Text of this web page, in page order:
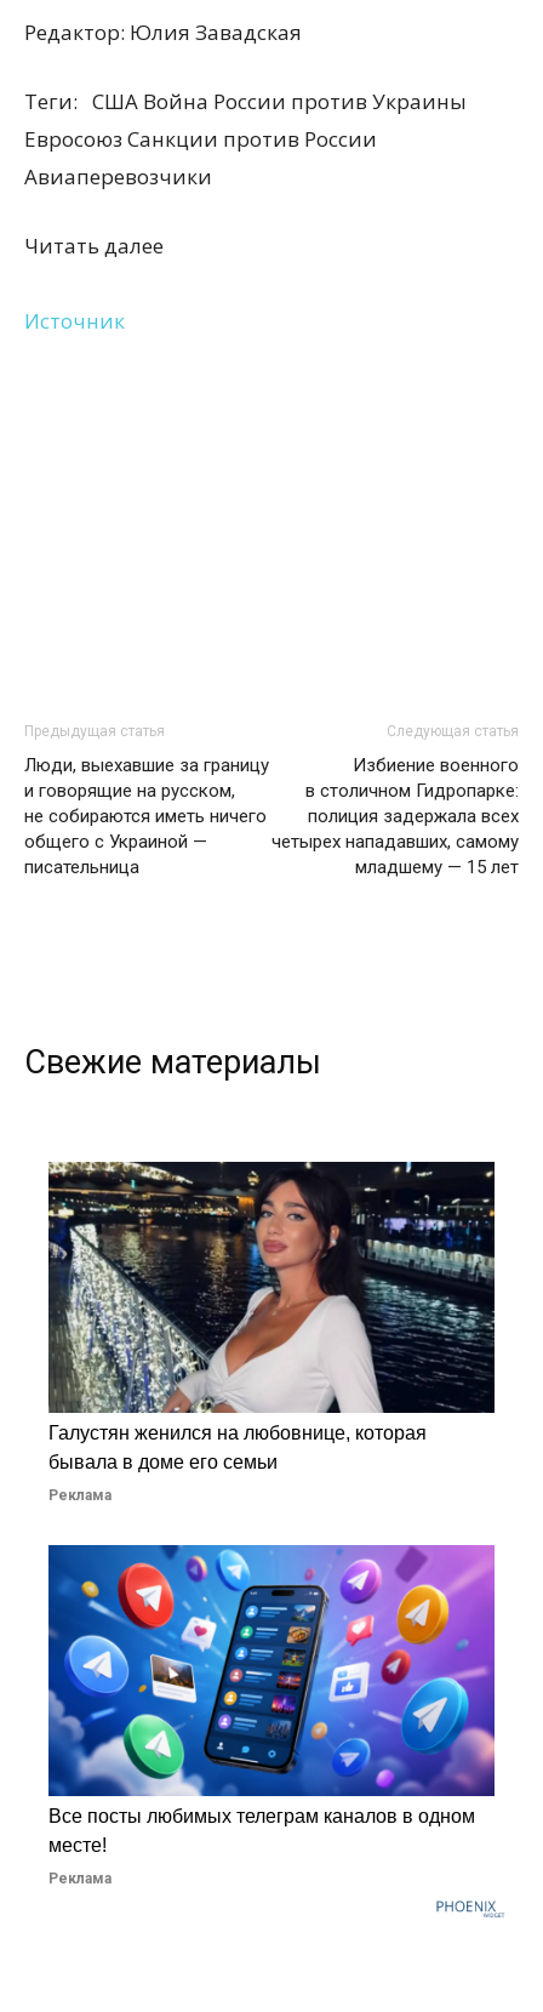
Редактор: Юлия Завадская
Теги: США Война России против Украины
Евросоюз Санкции против России
Авиаперевозчики
Читать далее
Источник
Предыдущая статья
Люди, выехавшие за границу
и говорящие на русском,
не собираются иметь ничего
общего с Украиной —
писательница
Следующая статья
Избиение военного
в столичном Гидропарке:
полиция задержала всех
четырех нападавших, самому
младшему — 15 лет
Свежие материалы
Галустян женился на любовнице, которая
бывала в доме его семьи
Реклама
Все посты любимых телеграм каналов в одном
месте!
Реклама